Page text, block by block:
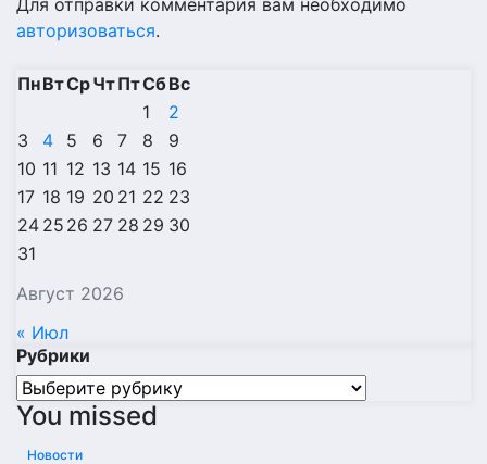
Для отправки комментария вам необходимо
авторизоваться.
Август 2026
ПнВтСрЧтПтСбВс
1
2
3
4 5 6 7 8
9
10 11 12 13 14 15 16
17 18 19 20 21 22 23
24 25 26 27 28 29 30
31
« Июл
Рубрики
Рубрики
You missed
Новости